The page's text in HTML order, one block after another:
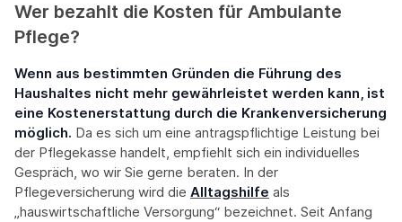
Wer bezahlt die Kosten für Ambulante
Pflege?
Wenn aus bestimmten Gründen die Führung des
Haushaltes nicht mehr gewährleistet werden kann, ist
eine Kostenerstattung durch die Krankenversicherung
möglich. Da es sich um eine antragspflichtige Leistung bei
der Pflegekasse handelt, empfiehlt sich ein individuelles
Gespräch, wo wir Sie gerne beraten. In der
Pflegeversicherung wird die Alltagshilfe als
„hauswirtschaftliche Versorgung“ bezeichnet. Seit Anfang